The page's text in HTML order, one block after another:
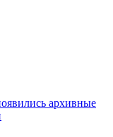
архивные